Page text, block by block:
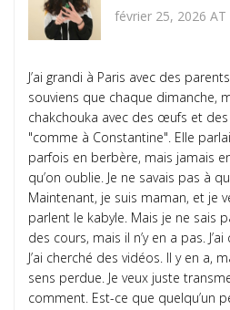
février 25, 2026 AT
J’ai grandi à Paris avec des
souviens que chaque dimanche,
chakchouka avec des œufs et
"comme à Constantine". Elle
parfois en berbère, mais jamais
qu’on oublie. Je ne savais pas à
Maintenant, je suis maman, et je
parlent le kabyle. Mais je ne sais
des cours, mais il n’y en a pas.
J’ai cherché des vidéos. Il y en a,
sens perdue. Je veux juste
comment. Est-ce que quelqu’un